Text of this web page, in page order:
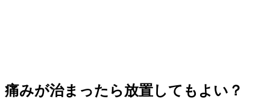
痛みが治まったら放置してもよい？